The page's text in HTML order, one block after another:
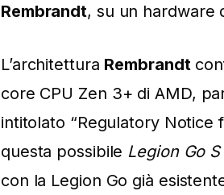
Rembrandt, su un hardware
L’architettura Rembrandt
core CPU Zen 3+ di AMD,
intitolato “Regulatory Notice
questa possibile Legion Go S
con la Legion Go già